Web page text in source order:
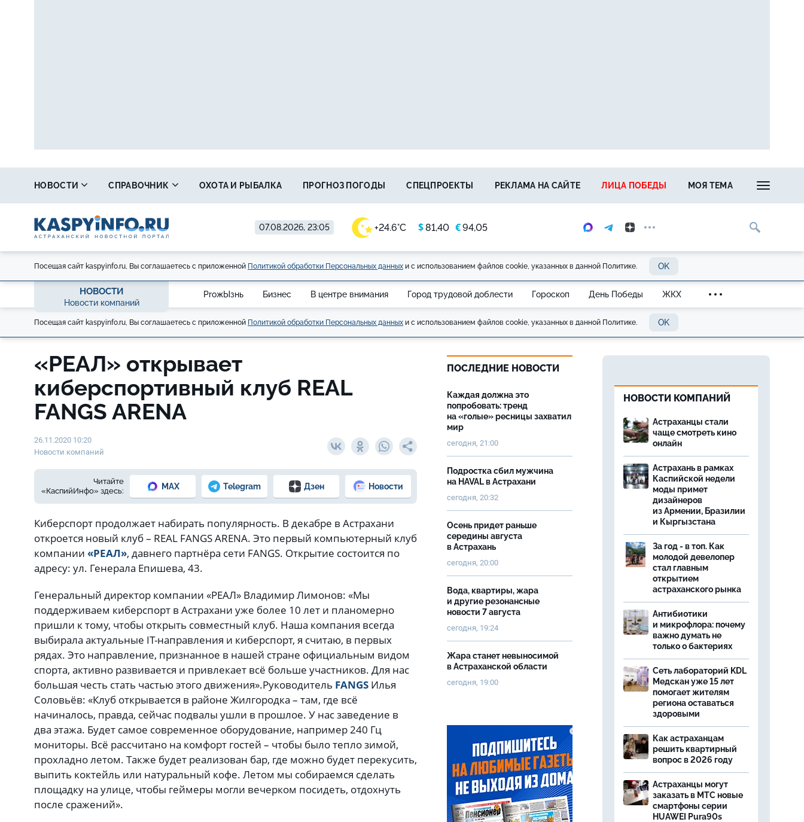
07.08.2026, 23:05 +24.6°C $81,40 €94,05
НОВОСТИ СПРАВОЧНИК ОХОТА И РЫБАЛКА ПРОГНОЗ ПОГОДЫ СПЕЦПРОЕКТЫ РЕКЛАМА НА САЙТЕ ЛИЦА ПОБЕДЫ МОЯ ТЕМА
Посещая сайт kaspyinfo.ru, Вы соглашаетесь с приложенной Политикой обработки Персональных данных и с использованием файлов cookie, указанных в данной Политике. OK
НОВОСТИ
Новости компаний
ProжЫзнь Бизнес В центре внимания Город трудовой доблести Гороскоп День Победы ЖКХ
Посещая сайт kaspyinfo.ru, Вы соглашаетесь с приложенной Политикой обработки Персональных данных и с использованием файлов cookie, указанных в данной Политике. OK
«РЕАЛ» открывает
киберспортивный клуб REAL
FANGS ARENA
26.11.2020 10:20
Новости компаний
Читайте
«КаспийИнфо» здесь:
MAX Telegram Дзен Новости
Киберспорт продолжает набирать популярность. В декабре в Астрахани
откроется новый клуб – REAL FANGS ARENA. Это первый компьютерный клуб
компании «РЕАЛ», давнего партнёра сети FANGS. Открытие состоится по
адресу: ул. Генерала Епишева, 43.
Генеральный директор компании «РЕАЛ» Владимир Лимонов: «Мы
поддерживаем киберспорт в Астрахани уже более 10 лет и планомерно
пришли к тому, чтобы открыть совместный клуб. Наша компания всегда
выбирала актуальные IT-направления и киберспорт, я считаю, в первых
рядах. Это направление, признанное в нашей стране официальным видом
спорта, активно развивается и привлекает всё больше участников. Для нас
большая честь стать частью этого движения».Руководитель FANGS Илья
Соловьёв: «Клуб открывается в районе Жилгородка – там, где всё
начиналось, правда, сейчас подвалы ушли в прошлое. У нас заведение в
два этажа. Будет самое современное оборудование, например 240 Гц
мониторы. Всё рассчитано на комфорт гостей – чтобы было тепло зимой,
прохладно летом. Также будет реализован бар, где можно будет перекусить,
выпить коктейль или натуральный кофе. Летом мы собираемся сделать
площадку на улице, чтобы геймеры могли вечерком посидеть, отдохнуть
после сражений».
ПОСЛЕДНИЕ НОВОСТИ
Каждая должна это
попробовать: тренд
на «голые» ресницы захватил
мир
сегодня, 21:00
Подростка сбил мужчина
на HAVAL в Астрахани
сегодня, 20:32
Осень придет раньше
середины августа
в Астрахань
сегодня, 20:00
Вода, квартиры, жара
и другие резонансные
новости 7 августа
сегодня, 19:24
Жара станет невыносимой
в Астраханской области
сегодня, 19:00
НОВОСТИ КОМПАНИЙ
Астраханцы стали
чаще смотреть кино
онлайн
Астрахань в рамках
Каспийской недели
моды примет
дизайнеров
из Армении, Бразилии
и Кыргызстана
За год - в топ. Как
молодой девелопер
стал главным
открытием
астраханского рынка
Антибиотики
и микрофлора: почему
важно думать не
только о бактериях
Сеть лабораторий KDL
Медскан уже 15 лет
помогает жителям
региона оставаться
здоровыми
Как астраханцам
решить квартирный
вопрос в 2026 году
Астраханцы могут
заказать в МТС новые
смартфоны серии
HUAWEI Pura90s